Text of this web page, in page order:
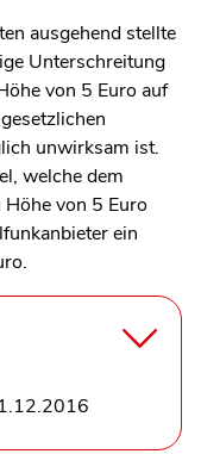
ausgehend stellte
Unterschreitung
von 5 Euro auf
unwirksam ist.
welche dem
von 5 Euro
ein